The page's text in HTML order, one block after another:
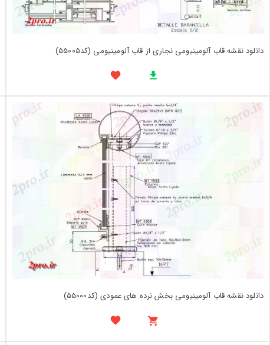
دانلود نقشه قاب آلومینیومی نجاری از قاب آلومینیومی (کد55005)
دانلود نقشه قاب آلومینیومی بخش نرده های عمودی (کد55000)